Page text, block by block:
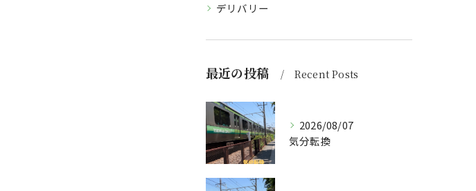
デリバリー
最近の投稿 Recent Posts
2026/08/07
気分転換